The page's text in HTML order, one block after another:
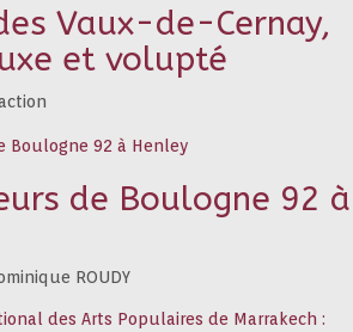
Vaux-de-Cernay,
et volupté
de Boulogne 92 à
ROUDY